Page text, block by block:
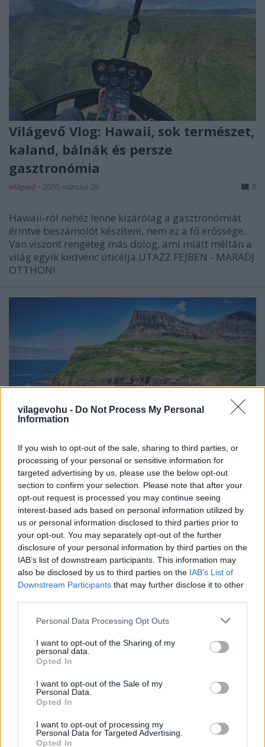
vilagevohu - Do Not Process My Personal
Information
If you wish to opt-out of the sale, sharing to third parties, or
processing of your personal or sensitive information for
targeted advertising by us, please use the below opt-out
section to confirm your selection. Please note that after your
opt-out request is processed you may continue seeing
interest-based ads based on personal information utilized by
us or personal information disclosed to third parties prior to
your opt-out. You may separately opt-out of the further
disclosure of your personal information by third parties on the
IAB’s list of downstream participants. This information may
also be disclosed by us to third parties on the IAB’s List of
Downstream Participants that may further disclose it to other
Please note that this website/app uses one or more Google
not limited to your visit or usage behaviour. You may click to
grant or deny consent to Google and its third-party tags to
use your data for below specified purposes in below Google
consent section.
Personal Data Processing Opt Outs
I want to opt-out of the Sharing of my
personal data.
Opted In
I want to opt-out of the Sale of my
Personal Data.
Opted In
I want to opt-out of processing my
Personal Data for Targeted Advertising.
Opted In
Világevő Vlog: Hawaii, sok természet,
kaland, bálnák és persze
gasztronómia
világevő • 2020. március 29. 0
Hawaii-ról nehéz lenne kizárólag a gasztronómiát
érintve beszámolót készíteni, nem ez a fő erőssége.
Van viszont rengeteg más dolog, ami miatt méltán a
világ egyik kedvenc úticélja.UTAZZ FEJBEN - MARADJ
OTTHON!
Feröer-szigetek: amit feltétlenül
érdemes tudni
2019. augusztus 24.
Elkészült az első vlogom, azaz a Világevő Vlog első
része, amiben a Feröer-szigetek a téma.